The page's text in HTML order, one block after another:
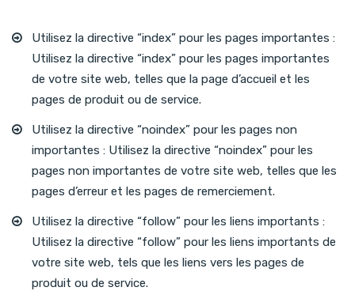
Utilisez la directive “index” pour les pages importantes :
Utilisez la directive “index” pour les pages importantes
de votre site web, telles que la page d’accueil et les
pages de produit ou de service.
Utilisez la directive “noindex” pour les pages non
importantes : Utilisez la directive “noindex” pour les
pages non importantes de votre site web, telles que les
pages d’erreur et les pages de remerciement.
Utilisez la directive “follow” pour les liens importants :
Utilisez la directive “follow” pour les liens importants de
votre site web, tels que les liens vers les pages de
produit ou de service.